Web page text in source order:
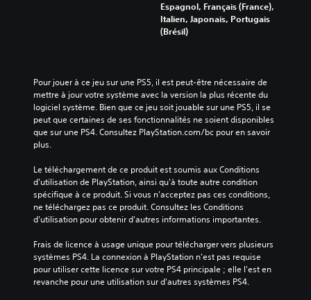
Espagnol, Français (France),
Italien, Japonais, Portugais
(Brésil)
Pour jouer à ce jeu sur une PS5, il est peut-être nécessaire de
mettre à jour votre système avec la version la plus récente du
logiciel système. Bien que ce jeu soit jouable sur une PS5, il se
peut que certaines de ses fonctionnalités ne soient disponibles
que sur une PS4. Consultez PlayStation.com/bc pour en savoir
plus.
Le téléchargement de ce produit est soumis aux Conditions
d'utilisation de PlayStation, ainsi qu'à toute autre condition
spécifique à ce produit. Si vous n'acceptez pas ces conditions,
ne téléchargez pas ce produit. Consultez les Conditions
d'utilisation pour obtenir d'autres informations importantes.
Frais de licence à usage unique pour télécharger vers plusieurs
systèmes PS4. La connexion à PlayStation n'est pas requise
pour utiliser cette licence sur votre PS4 principale ; elle l'est en
revanche pour une utilisation sur d'autres systèmes PS4.